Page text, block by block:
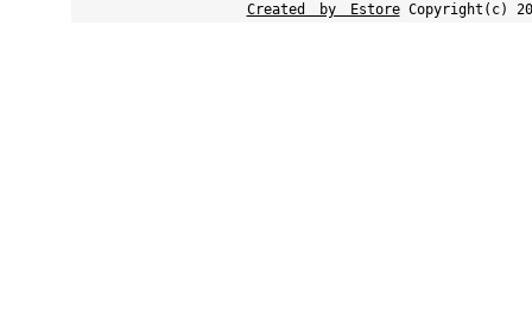
Created by EstoreCopyright(c)